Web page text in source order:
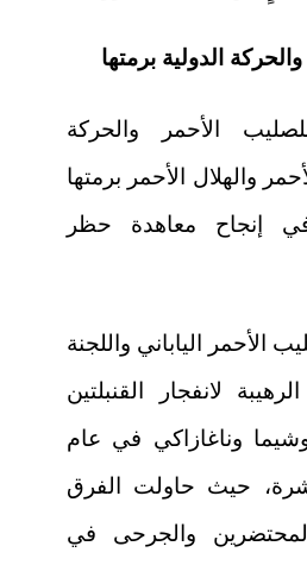
الدولية برمتها
الأحمر والحركة
والهلال الأحمر برمتها
إنجاح معاهدة حظر
الأحمر الياباني واللجنة
لانفجار القنبلتين
وناغازاكي في عام
مباشرة، حيث حاولت الفرق
المحتضرين والجرحى في